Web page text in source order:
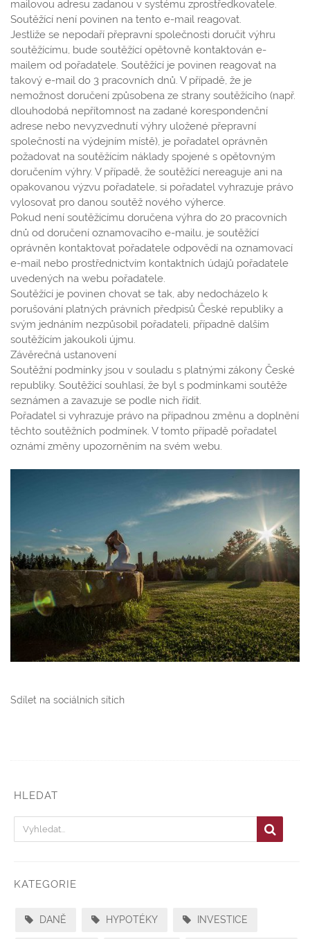
mailovou adresu zadanou v systému zprostředkovatele.
Soutěžící není povinen na tento e-mail reagovat.
Jestliže se nepodaří přepravní společnosti doručit výhru
soutěžícímu, bude soutěžící opětovně kontaktován e-
mailem od pořadatele. Soutěžící je povinen reagovat na
takový e-mail do 3 pracovních dnů. V případě, že je
nemožnost doručení způsobena ze strany soutěžícího (např.
dlouhodobá nepřítomnost na zadané korespondenční
adrese nebo nevyzvednutí výhry uložené přepravní
společností na výdejním místě), je pořadatel oprávněn
požadovat na soutěžícím náklady spojené s opětovným
doručením výhry. V případě, že soutěžící nereaguje ani na
opakovanou výzvu pořadatele, si pořadatel vyhrazuje právo
vylosovat pro danou soutěž nového výherce.
Pokud není soutěžícímu doručena výhra do 20 pracovních
dnů od doručení oznamovacího e-mailu, je soutěžící
oprávněn kontaktovat pořadatele odpovědí na oznamovací
e-mail nebo prostřednictvím kontaktních údajů pořadatele
uvedených na webu pořadatele.
Soutěžící je povinen chovat se tak, aby nedocházelo k
porušování platných právních předpisů České republiky a
svým jednáním nezpůsobil pořadateli, případně dalším
soutěžícím jakoukoli újmu.
Závěrečná ustanovení
Soutěžní podmínky jsou v souladu s platnými zákony České
republiky. Soutěžící souhlasí, že byl s podmínkami soutěže
seznámen a zavazuje se podle nich řídit.
Pořadatel si vyhrazuje právo na případnou změnu a doplnění
těchto soutěžních podmínek. V tomto případě pořadatel
oznámí změny upozorněním na svém webu.
Sdílet na sociálních sítích
HLEDAT
KATEGORIE
DANĚ HYPOTÉKY INVESTICE